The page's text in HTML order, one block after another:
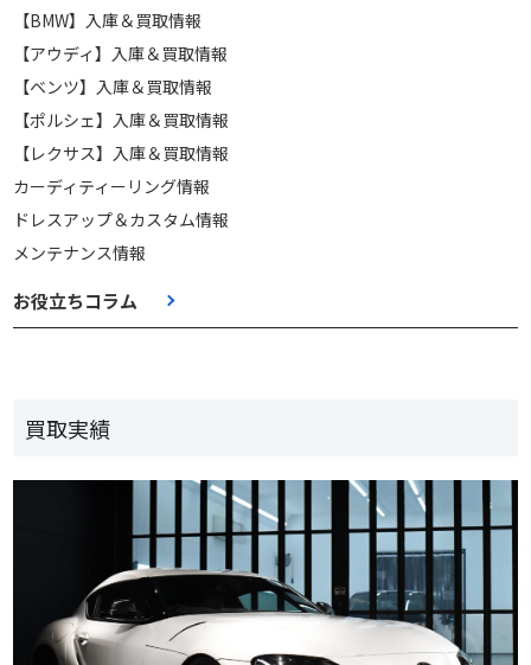
【BMW】入庫＆買取情報
【アウディ】入庫＆買取情報
【ベンツ】入庫＆買取情報
【ポルシェ】入庫＆買取情報
【レクサス】入庫＆買取情報
カーディティーリング情報
ドレスアップ＆カスタム情報
メンテナンス情報
お役立ちコラム
買取実績